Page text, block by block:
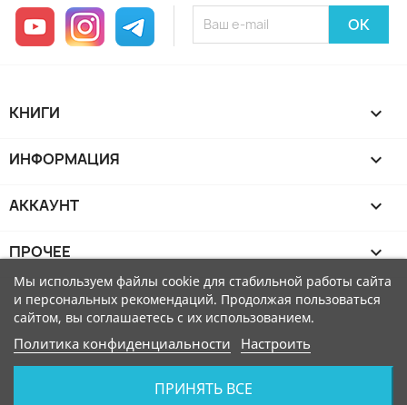
YouTube InstagramTelegram
КНИГИ 
ИНФОРМАЦИЯ 
АККАУНТ 
ПРОЧЕЕ 
Мы используем файлы cookie для стабильной работы сайта
и персональных рекомендаций. Продолжая пользоваться
сайтом, вы соглашаетесь с их использованием.
Политика конфиденциальности Настроить
ПРИНЯТЬ ВСЕ